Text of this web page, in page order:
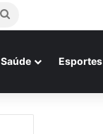
Procurar
Saúde Esportes